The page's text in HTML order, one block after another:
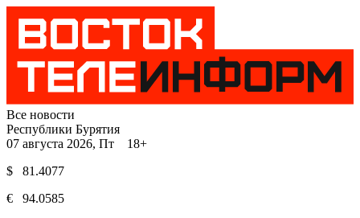
Все новости
Республики Бурятия
07 августа 2026, Пт 18+
$ 81.4077
€ 94.0585